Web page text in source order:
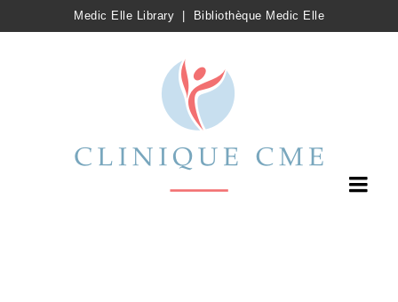
Medic Elle Library Bibliothèque Medic Elle